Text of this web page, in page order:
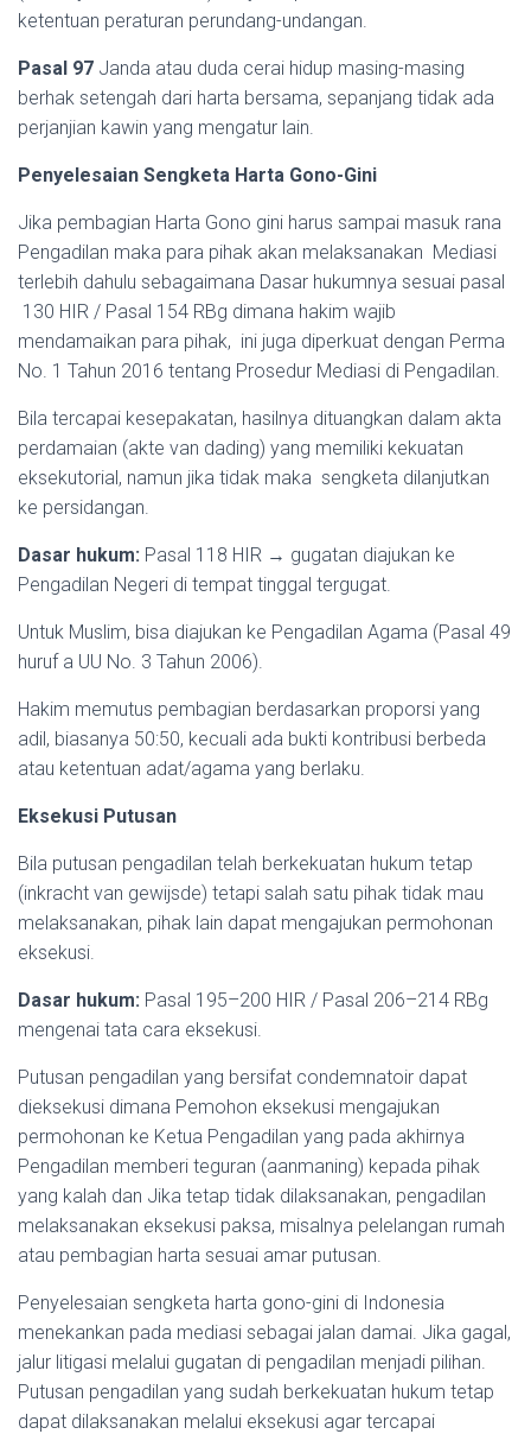
ketentuan peraturan perundang-undangan.
Pasal 97 Janda atau duda cerai hidup masing-masing
berhak setengah dari harta bersama, sepanjang tidak ada
perjanjian kawin yang mengatur lain.
Penyelesaian Sengketa Harta Gono-Gini
Jika pembagian Harta Gono gini harus sampai masuk rana
Pengadilan maka para pihak akan melaksanakan Mediasi
terlebih dahulu sebagaimana Dasar hukumnya sesuai pasal
130 HIR / Pasal 154 RBg dimana hakim wajib
mendamaikan para pihak, ini juga diperkuat dengan Perma
No. 1 Tahun 2016 tentang Prosedur Mediasi di Pengadilan.
Bila tercapai kesepakatan, hasilnya dituangkan dalam akta
perdamaian (akte van dading) yang memiliki kekuatan
eksekutorial, namun jika tidak maka sengketa dilanjutkan
ke persidangan.
Dasar hukum: Pasal 118 HIR → gugatan diajukan ke
Pengadilan Negeri di tempat tinggal tergugat.
Untuk Muslim, bisa diajukan ke Pengadilan Agama (Pasal 49
huruf a UU No. 3 Tahun 2006).
Hakim memutus pembagian berdasarkan proporsi yang
adil, biasanya 50:50, kecuali ada bukti kontribusi berbeda
atau ketentuan adat/agama yang berlaku.
Eksekusi Putusan
Bila putusan pengadilan telah berkekuatan hukum tetap
(inkracht van gewijsde) tetapi salah satu pihak tidak mau
melaksanakan, pihak lain dapat mengajukan permohonan
eksekusi.
Dasar hukum: Pasal 195–200 HIR / Pasal 206–214 RBg
mengenai tata cara eksekusi.
Putusan pengadilan yang bersifat condemnatoir dapat
dieksekusi dimana Pemohon eksekusi mengajukan
permohonan ke Ketua Pengadilan yang pada akhirnya
Pengadilan memberi teguran (aanmaning) kepada pihak
yang kalah dan Jika tetap tidak dilaksanakan, pengadilan
melaksanakan eksekusi paksa, misalnya pelelangan rumah
atau pembagian harta sesuai amar putusan.
Penyelesaian sengketa harta gono-gini di Indonesia
menekankan pada mediasi sebagai jalan damai. Jika gagal,
jalur litigasi melalui gugatan di pengadilan menjadi pilihan.
Putusan pengadilan yang sudah berkekuatan hukum tetap
dapat dilaksanakan melalui eksekusi agar tercapai